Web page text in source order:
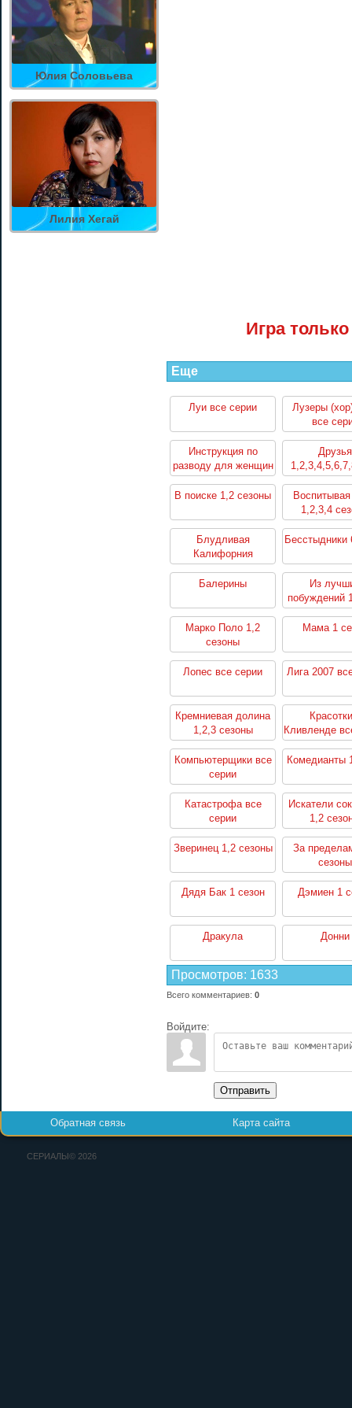
Юлия Соловьева
Лилия Хегай
Игра
Еще
Луи все серии
Лузеры
все
Инструкция по
разводу для женщин
1,2 сезоны
Друзья
сезоны
В поиске 1,2 сезоны
1,2,3,4
Блудливая
Калифорния
1,2,3,4,5,6,7 сезоны
Бесстыдники
Балерины
Из
побуждений
Марко Поло 1,2
сезоны
Мама 1
Лопес все серии Лига 2007
Кремниевая долина
1,2,3 сезоны
Кливленде
Компьютерщики все
серии
Комедианты
Катастрофа все
серии
Искатели
1,2
Зверинец 1,2 сезоны
За
сезоны
Дядя Бак 1 сезон Дэмиен 1
Дракула Донни
Просмотров: 1633
Всего комментариев: 0
Войдите:
Отправить
Обратная связь Карта сайта
СЕРИАЛЫ© 2026